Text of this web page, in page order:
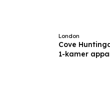
London
Cove
1-kamer